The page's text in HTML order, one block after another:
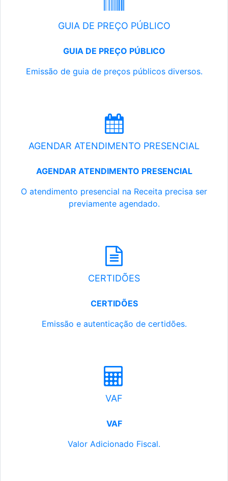
GUIA DE PREÇO PÚBLICO
GUIA DE PREÇO PÚBLICO
Emissão de guia de preços públicos diversos.
AGENDAR ATENDIMENTO PRESENCIAL
AGENDAR ATENDIMENTO PRESENCIAL
O atendimento presencial na Receita precisa ser
previamente agendado.
CERTIDÕES
CERTIDÕES
Emissão e autenticação de certidões.
VAF
VAF
Valor Adicionado Fiscal.